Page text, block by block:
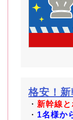
格安！
・ 新幹線
・ 1名様か